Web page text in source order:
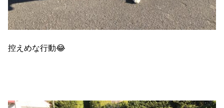
控えめな行動😂